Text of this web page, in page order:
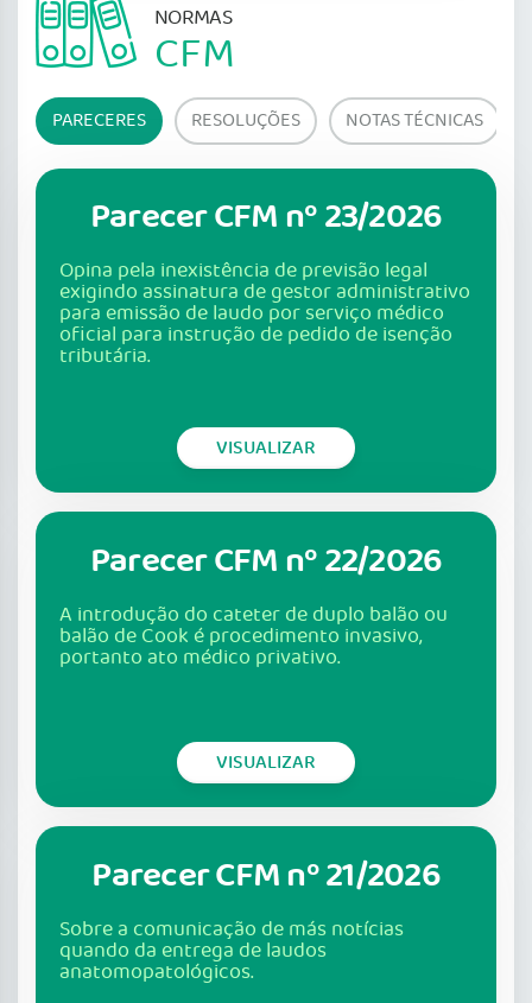
NORMAS
CFM
PARECERES RESOLUÇÕES NOTAS TÉCNICAS
Parecer CFM nº 23/2026
Opina pela inexistência de previsão legal
exigindo assinatura de gestor administrativo
para emissão de laudo por serviço médico
oficial para instrução de pedido de isenção
tributária.
VISUALIZAR
Parecer CFM nº 22/2026
A introdução do cateter de duplo balão ou
balão de Cook é procedimento invasivo,
portanto ato médico privativo.
VISUALIZAR
Parecer CFM nº 21/2026
Sobre a comunicação de más notícias
quando da entrega de laudos
anatomopatológicos.